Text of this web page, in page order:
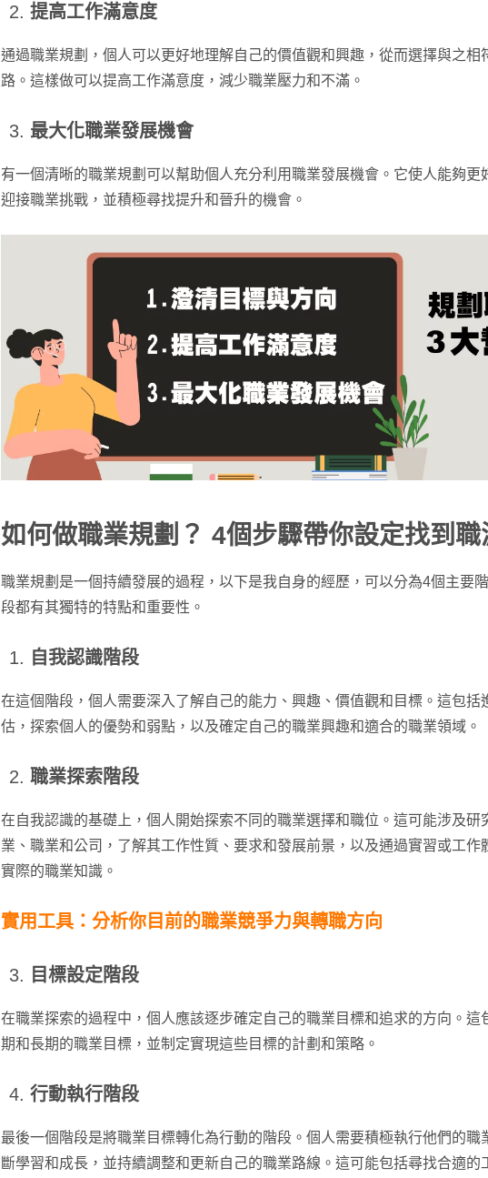
提高工作滿意度
通過職業規劃，個人可以更好地理解自己的價值觀和興趣，從而選擇與之相
路。這樣做可以提高工作滿意度，減少職業壓力和不滿。
最大化職業發展機會
有一個清晰的職業規劃可以幫助個人充分利用職業發展機會。它使人能夠更
迎接職業挑戰，並積極尋找提升和晉升的機會。
如何做職業規劃？ 4個步驟帶你設定找到職
職業規劃是一個持續發展的過程，以下是我自身的經歷，可以分為4個主要
段都有其獨特的特點和重要性。
自我認識階段
在這個階段，個人需要深入了解自己的能力、興趣、價值觀和目標。這包括
估，探索個人的優勢和弱點，以及確定自己的職業興趣和適合的職業領域。
職業探索階段
在自我認識的基礎上，個人開始探索不同的職業選擇和職位。這可能涉及研
業、職業和公司，了解其工作性質、要求和發展前景，以及通過實習或工作
實際的職業知識。
實用工具：分析你目前的職業競爭力與轉職方向
目標設定階段
在職業探索的過程中，個人應該逐步確定自己的職業目標和追求的方向。這
期和長期的職業目標，並制定實現這些目標的計劃和策略。
行動執行階段
最後一個階段是將職業目標轉化為行動的階段。個人需要積極執行他們的職
斷學習和成長，並持續調整和更新自己的職業路線。這可能包括尋找合適的